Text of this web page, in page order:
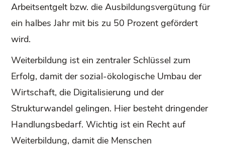
Arbeitsentgelt bzw. die Ausbildungsvergütung für
ein halbes Jahr mit bis zu 50 Prozent gefördert
wird.
Weiterbildung ist ein zentraler Schlüssel zum
Erfolg, damit der sozial-ökologische Umbau der
Wirtschaft, die Digitalisierung und der
Strukturwandel gelingen. Hier besteht dringender
Handlungsbedarf. Wichtig ist ein Recht auf
Weiterbildung, damit die Menschen